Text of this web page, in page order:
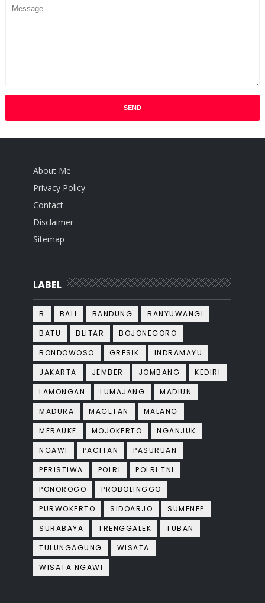
About Me
Privacy Policy
Contact
Disclaimer
Sitemap
LABEL
B BALI BANDUNG
BANYUWANGI
BATU
BLITAR
BOJONEGORO
BONDOWOSO
GRESIK
INDRAMAYU
JAKARTA
JEMBER JOMBANG
KEDIRI
LAMONGAN
LUMAJANG
MADIUN
MADURA
MAGETAN
MALANG
MERAUKE
MOJOKERTO
NGANJUK
NGAWI
PACITAN
PASURUAN
PERISTIWA
POLRI
POLRI TNI
PONOROGO
PROBOLINGGO
PURWOKERTO
SIDOARJO
SUMENEP
SURABAYA
TRENGGALEK
TUBAN
TULUNGAGUNG
WISATA
WISATA NGAWI